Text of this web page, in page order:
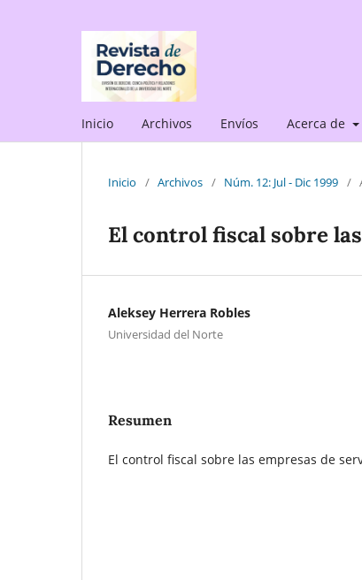
Inicio Archivos Envíos Acerca de
Inicio / Archivos / Núm. 12: Jul - Dic 1999 /
El control fiscal sobre
Aleksey Herrera Robles
Universidad del Norte
Resumen
El control fiscal sobre las empresas de